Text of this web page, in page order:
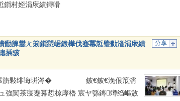
鎻村姪涓庡績鐞嗗
分享
勫簲鐢ㄤ箣鎻愬崌鍛樺伐蹇冪悊璧勬湰涓庡績
插骇
殑搴旂敤绯诲垪涔� 鈹€鈹€浼佷笟濡
強闃茶寖蹇冪悊椋庨櫓 宸ヤ綔鏄竴绉嶇敓